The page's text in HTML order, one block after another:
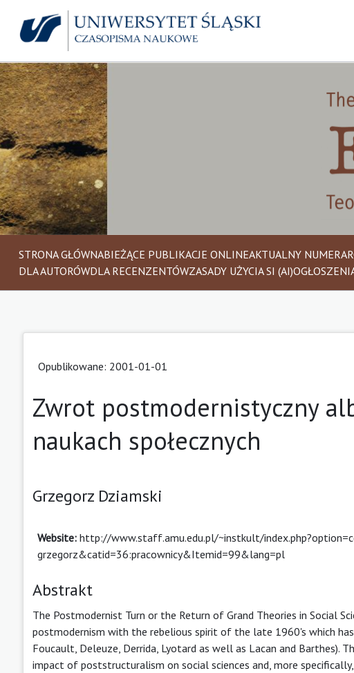
STRONA GŁÓWNABIEŻĄCE PUBLIKACJE ONLINEAKTUALNY NUMER
DLA AUTORÓWDLA RECENZENTÓWZASADY UŻYCIA SI (AI)
Opublikowane: 2001-01-01
Zwrot postmodernistyczny
naukach społecznych
Grzegorz Dziamski
Website: http://www.staff.amu.edu.pl/~instkult/
grzegorz&catid=36:pracownicy&Itemid=99&lang=pl
Abstrakt
The Postmodernist Turn or the Return of Grand Theories in Social
postmodernism with the rebelious spirit of the late 1960's which
Foucault, Deleuze, Derrida, Lyotard as well as Lacan and
impact of poststructuralism on social sciences and, more